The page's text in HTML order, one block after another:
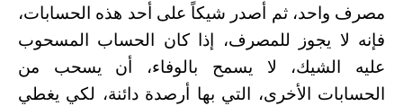
مصرف واحد، ثم أصدر شيكاً على أحد هذه الحسابات،
فإنه لا يجوز للمصرف، إذا كان الحساب المسحوب
عليه الشيك، لا يسمح بالوفاء، أن يسحب من
الحسابات الأخرى، التي بها أرصدة دائنة، لكي يغطي